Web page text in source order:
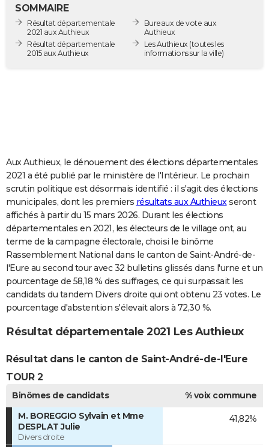
Destinations
City break
Voyage nature
Voyage de noces
Forum
Climat
GUIDES D'ACHAT
COPAINS D'AVANT
Se connecter
Entreprises
Service militaire
Avis de recherche
AVIS DE DÉCÈS
FORUM
Bricolage
Lifestyle
Culture
Sport
Auto
Television
Voyage
Cinema
SOMMAIRE
Résultat départementale
2021 aux Authieux
Résultat départementale
2015 aux Authieux
Bureaux de vote aux
Authieux
Les Authieux (toutes les
informations sur la ville)
Aux Authieux, le dénouement des élections départementales
2021 a été publié par le ministère de l'Intérieur. Le prochain
scrutin politique est désormais identifié : il s'agit des élections
municipales, dont les premiers résultats aux Authieuxseront
affichés à partir du 15 mars 2026. Durant les élections
départementales en 2021, les électeurs de le village ont, au
terme de la campagne électorale, choisi le binôme
Rassemblement National dans le canton de Saint-André-de-
l'Eure au second tour avec 32 bulletins glissés dans l'urne et un
pourcentage de 58,18 % des suffrages, ce qui surpassait les
candidats du tandem Divers droite qui ont obtenu 23 votes. Le
pourcentage d'abstention s'élevait alors à 72,30 %.
Résultat départementale 2021 Les Authieux
Résultat dans le canton de Saint-André-de-l'Eure
TOUR 2
Binômes de candidats
% voix commune
M. BOREGGIO Sylvain et Mme
DESPLAT Julie
Divers droite
41,82%